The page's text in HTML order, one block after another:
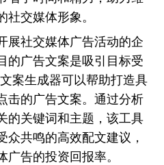
交媒体形象。
展社交媒体广告活动的企
的广告文案是吸引目标受
案生成器可以帮助打造具
击的广告文案。通过分析
的关键词和主题，该工具
众共鸣的高效配文建议，
广告的投资回报率。